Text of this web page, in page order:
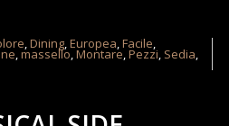
,Dining,Europea,Facile,
,massello,Montare,Pezzi, Sedia,